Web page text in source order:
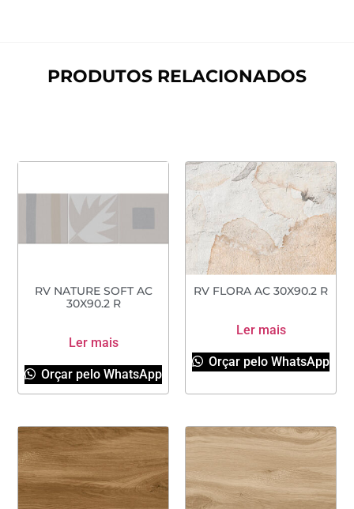
PRODUTOS RELACIONADOS
RV NATURE SOFT AC
30X90.2 R
Ler mais
Orçar pelo WhatsApp
RV FLORA AC 30X90.2 R
Ler mais
Orçar pelo WhatsApp